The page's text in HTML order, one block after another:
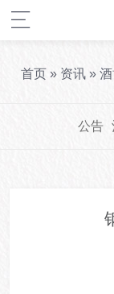
首页 » 资讯 » 酒
公告